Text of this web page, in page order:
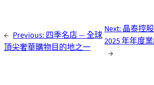
← Previous: 四季名店 — 全球
頂尖奢華購物目的地之一
Next: 晶泰控
2025 年年度
→